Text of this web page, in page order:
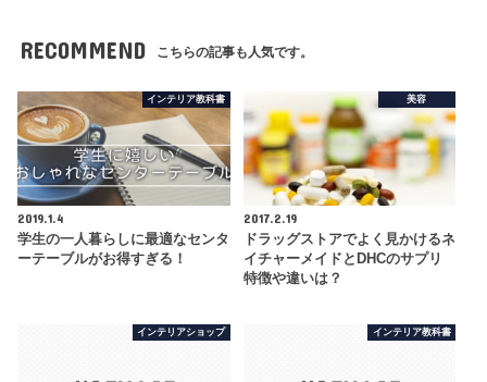
RECOMMEND こちらの記事も人気です。
インテリア教科書
2019.1.4
学生の一人暮らしに最適なセンタ
ーテーブルがお得すぎる！
美容
2017.2.19
ドラッグストアでよく見かけるネ
イチャーメイドとDHCのサプリ
特徴や違いは？
インテリアショップ インテリア教科書